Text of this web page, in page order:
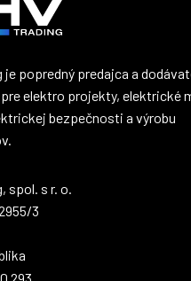
je popredný predajca a
elektro projekty, elektrické
bezpečnosti a výrobu
spol. s r. o.
3